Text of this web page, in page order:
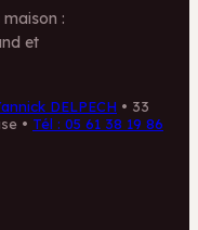
:
et
DELPECH • 33
• Tél : 05 61 38 19 86